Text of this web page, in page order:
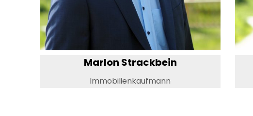
Marlon Strackbein
Immobilienkaufmann